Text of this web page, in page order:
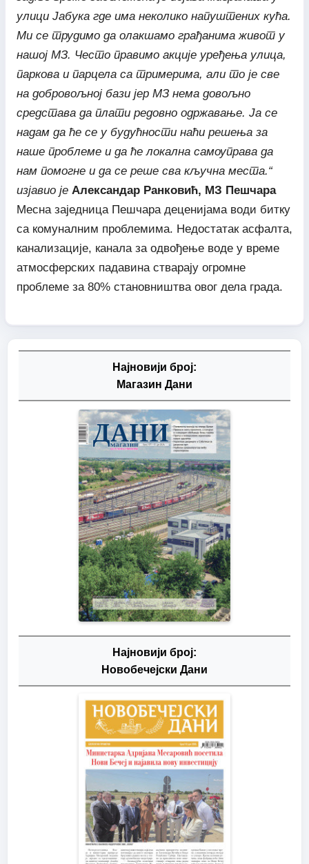
улици Јабука где има неколико напуштених кућа.
Ми се трудимо да олакшамо грађанима живот у
нашој МЗ. Често правимо акције уређења улица,
паркова и парцела са тримерима, али то је све
на добровољној бази јер МЗ нема довољно
средстава да плати редовно одржавање. Ја се
надам да ће се у будућности наћи решења за
наше проблеме и да ће локална самоуправа да
нам помогне и да се реше сва кључна места.“
изјавио је Александар Ранковић, МЗ Пешчара
Месна заједница Пешчара деценијама води битку
са комуналним проблемима. Недостатак асфалта,
канализације, канала за одвођење воде у време
атмосферских падавина стварају огромне
проблеме за 80% становништва овог дела града.
Најновији број:
Магазин Дани
Најновији број:
Новобечејски Дани